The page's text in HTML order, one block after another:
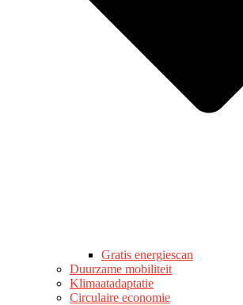
Gratis energiescan
Duurzame mobiliteit
Klimaatadaptatie
Circulaire economie